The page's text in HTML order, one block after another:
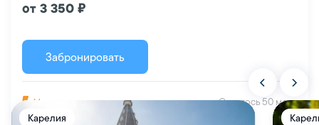
от 3 350 ₽
Забронировать
Мгновенная покупка Осталось 50 мест
Похожие туры
Карелия